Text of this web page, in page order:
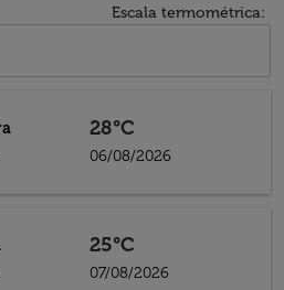
Escala termométrica:
28°C
06/08/2026
25°C
07/08/2026